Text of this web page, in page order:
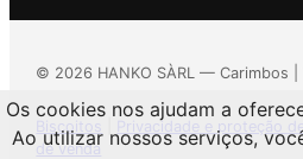
© 2026 HANKO SÀRL — Carimbos |
Biscoitos Privacidade e proteção
de venda
Os cookies nos ajudam a
Ao utilizar nossos serviços,